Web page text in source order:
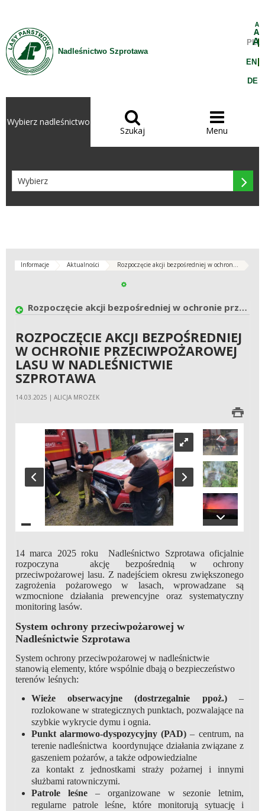
Nadleśnictwo Szprotawa
A
A
A
PL
EN
DE
Wybierz nadleśnictwo 
Szukaj

Menu

Informacje Aktualności Rozpoczęcie akcji bezpośredniej w ochron...
Rozpoczęcie akcji bezpośredniej w ochronie przeciwpożarowej lasu w Nadleśnictwie Szprotawa
ROZPOCZĘCIE AKCJI BEZPOŚREDNIEJ
W OCHRONIE PRZECIWPOŻAROWEJ
LASU W NADLEŚNICTWIE
SZPROTAWA
14.03.2025 | ALICJA MROZEK
14 marca 2025 roku Nadleśnictwo Szprotawa oficjalnie
rozpoczyna akcję bezpośrednią w ochrony
przeciwpożarowej lasu. Z nadejściem okresu zwiększonego
zagrożenia pożarowego w lasach, wprowadzane są
wzmocnione działania prewencyjne oraz systematyczny
monitoring lasów.
System ochrony przeciwpożarowej w
Nadleśnictwie Szprotawa
System ochrony przeciwpożarowej w nadleśnictwie
stanowią elementy, które wspólnie dbają o bezpieczeństwo
terenów leśnych:
Wieże obserwacyjne (dostrzegalnie ppoż.)–
rozlokowane w strategicznych punktach, pozwalające na
szybkie wykrycie dymu i ognia.
Punkt alarmowo-dyspozycyjny (PAD) – centrum, na
terenie nadleśnictwa koordynujące działania związane z
gaszeniem pożarów, a także odpowiedzialne
za kontakt z jednostkami straży pożarnej i innymi
służbami ratowniczymi.
Patrole leśne– organizowane w sezonie letnim,
regularne patrole leśne, które monitorują sytuację i